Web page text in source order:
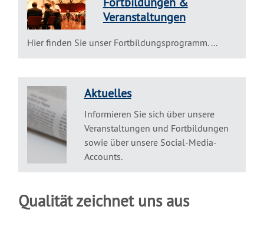
Veranstaltungen
Hier finden Sie unser Fortbildungsprogramm. ...
Aktuelles
Informieren Sie sich über unsere
Veranstaltungen und Fortbildungen
sowie über unsere Social-Media-
Accounts.
Qualität zeichnet uns aus